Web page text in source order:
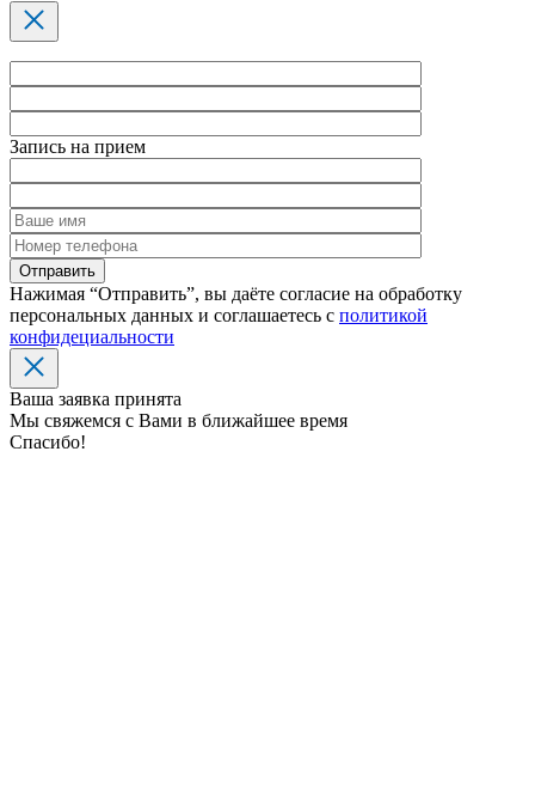
Запись на прием
Нажимая “Отправить”, вы даёте согласие на обработку
персональных данных и соглашаетесь с политикой
конфидециальности
Ваша заявка принята
Мы свяжемся с Вами в ближайшее время
Спасибо!